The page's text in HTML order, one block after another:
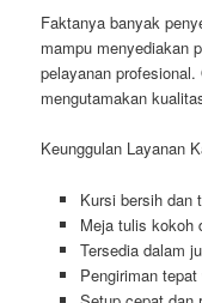
Faktanya banyak
mampu menyediakan
pelayanan
mengutamakan
Keunggulan Layanan
Kursi bersih dan
Meja tulis kokoh
Tersedia dalam
Pengiriman